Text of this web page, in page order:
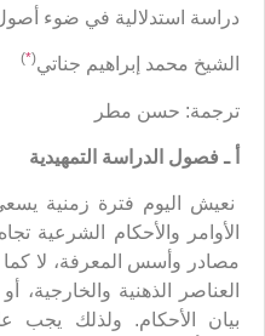
دراسة استدلالية في ضوء أصول
الشيخ محمد إبراهيم جناتي(
*
)
ترجمة: حسن مطر
ـ فصول الدراسة التمهيدية
نعيش اليوم فترة زمنية
الأوامر والأحكام الشرعية
مصادر وأسس المعرفة، لا كما
العناصر الذهنية والخارجية،
بيان الأحكام. ولذلك يجب